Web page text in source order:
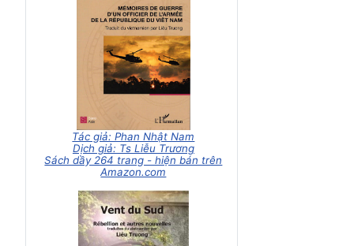
Tác giả: Phan Nhật Nam
Dịch giả: Ts Liễu Trương
Sách dầy 264 trang - hiện bán trên
Amazon.com